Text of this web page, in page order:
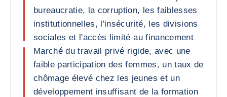
bureaucratie, la corruption, les faiblesses
institutionnelles, l'insécurité, les divisions
sociales et l'accès limité au financement
Marché du travail privé rigide, avec une
faible participation des femmes, un taux de
chômage élevé chez les jeunes et un
développement insuffisant de la formation